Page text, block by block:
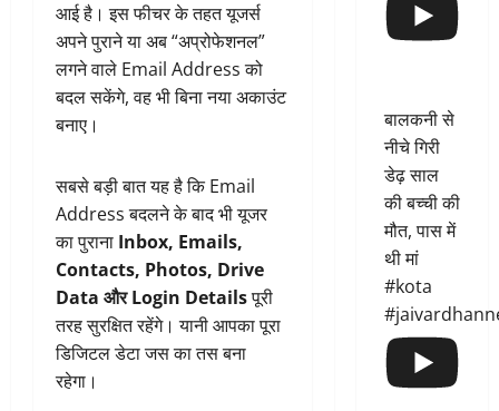
आई है। इस फीचर के तहत यूजर्स
अपने पुराने या अब “अप्रोफेशनल”
लगने वाले Email Address को
बदल सकेंगे, वह भी बिना नया अकाउंट
बनाए।
सबसे बड़ी बात यह है कि Email
Address बदलने के बाद भी यूजर
का पुराना Inbox, Emails,
Contacts, Photos, Drive
Data और Login Detailsपूरी
तरह सुरक्षित रहेंगे। यानी आपका पूरा
डिजिटल डेटा जस का तस बना
रहेगा।
बालकनी से
नीचे गिरी
डेढ़ साल
की बच्ची की
मौत, पास में
थी मां
#kota